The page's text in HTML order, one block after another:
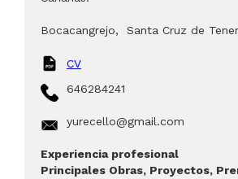
Bocacangrejo, Santa Cruz de
CV
646284241
yurecello@gmail.com
Experiencia profesional
Principales Obras, Proyectos,